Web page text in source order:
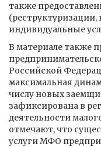
также
индивидуальные
В материале также
Российской
максимальная
числу новых
зафиксирована в
деятельности
отмечают, что
услуги МФО